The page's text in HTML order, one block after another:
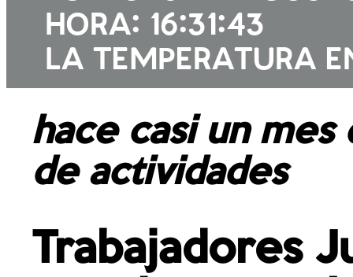
HORA: 16:31:44
LA TEMPERATURA
hace casi un
de actividades
Trabajadores